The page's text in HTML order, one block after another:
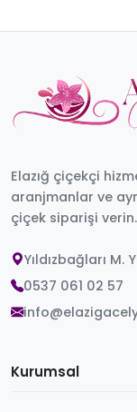
Elazığ çiçekçi
aranjmanlar ve
çiçek siparişi
Yıldızbağları M.
0537 061 02 57
Kurumsal